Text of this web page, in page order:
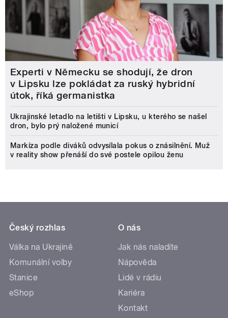
Experti v Německu se shodují, že dron
v Lipsku lze pokládat za ruský hybridní
útok, říká germanistka
Ukrajinské letadlo na letišti v Lipsku, u kterého se našel
dron, bylo prý naložené municí
Markíza podle diváků odvysílala pokus o znásilnění. Muž
v reality show přenáší do své postele opilou ženu
Český rozhlas
Válka na Ukrajině
Komunální volby
Stanice
eShop
O nás
Jak nás naladíte
Nápověda
Lidé v rádiu
Kariéra
Kontakt